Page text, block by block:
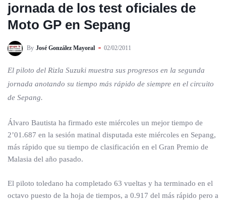
jornada de los test oficiales de
Moto GP en Sepang
By José González Mayoral 02/02/2011
El piloto del Rizla Suzuki muestra sus progresos en la segunda
jornada anotando su tiempo más rápido de siempre en el circuito
de Sepang.
Álvaro Bautista ha firmado este miércoles un mejor tiempo de
2’01.687 en la sesión matinal disputada este miércoles en Sepang,
más rápido que su tiempo de clasificación en el Gran Premio de
Malasia del año pasado.
El piloto toledano ha completado 63 vueltas y ha terminado en el
octavo puesto de la hoja de tiempos, a 0.917 del más rápido pero a